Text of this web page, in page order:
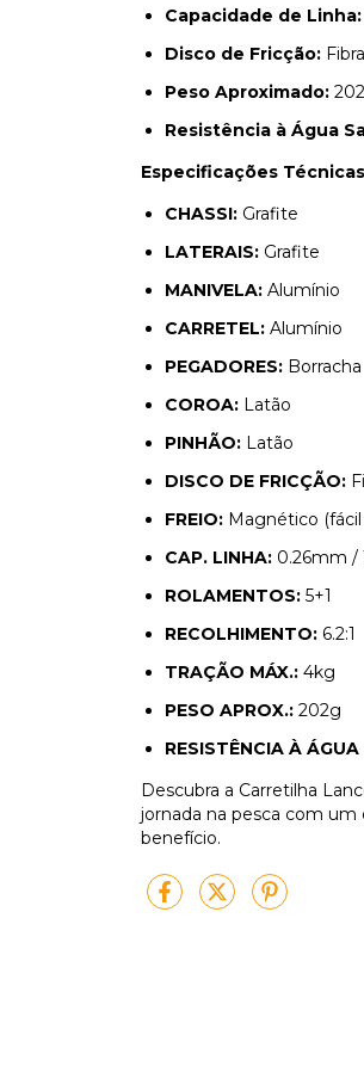
Capacidade de Linha:
Disco de Fricção:
Peso Aproximado:
Resistência à Água
Especificações
CHASSI: Grafite
LATERAIS: Grafite
MANIVELA: Alumínio
CARRETEL: Alumínio
PEGADORES: Borracha
COROA: Latão
PINHÃO: Latão
DISCO DE FRICÇÃO:
FREIO: Magnético
CAP. LINHA: 0.26mm /
ROLAMENTOS: 5+1
RECOLHIMENTO: 6.2:1
TRAÇÃO MÁX.: 4kg
PESO APROX.: 202g
RESISTÊNCIA À
Descubra a Carretilha
jornada na pesca com
benefício.